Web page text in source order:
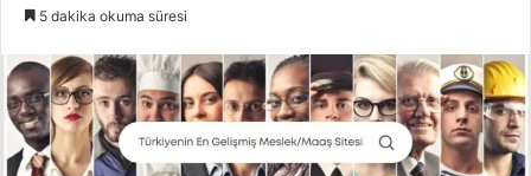
5 dakika okuma süresi